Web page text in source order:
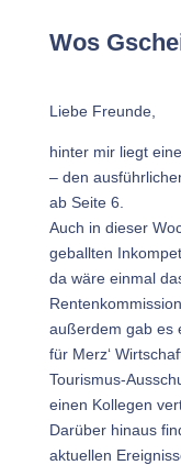
Wos
Liebe Freunde,
hinter mir liegt
– den
ab Seite 6.
Auch in dieser
geballten
da wäre einmal
außerdem gab es
für Merz‘
Tourismus-
einen Kollegen
Darüber hinaus
aktuellen